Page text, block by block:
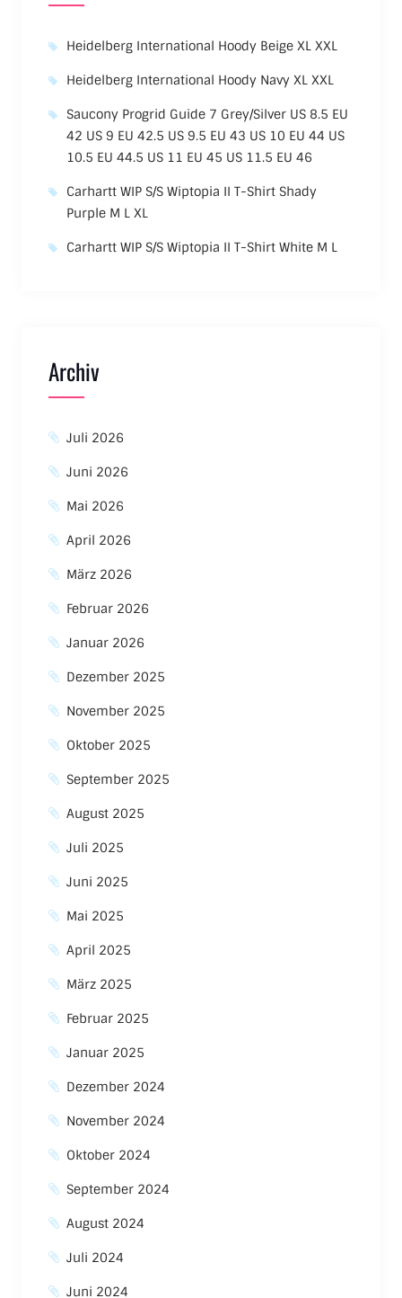
Heidelberg International Hoody Beige XL XXL
Heidelberg International Hoody Navy XL XXL
Saucony Progrid Guide 7 Grey/Silver US 8.5 EU
42 US 9 EU 42.5 US 9.5 EU 43 US 10 EU 44 US
10.5 EU 44.5 US 11 EU 45 US 11.5 EU 46
Carhartt WIP S/S Wiptopia II T-Shirt Shady
Purple M L XL
Carhartt WIP S/S Wiptopia II T-Shirt White M L
Archiv
Juli 2026
Juni 2026
Mai 2026
April 2026
März 2026
Februar 2026
Januar 2026
Dezember 2025
November 2025
Oktober 2025
September 2025
August 2025
Juli 2025
Juni 2025
Mai 2025
April 2025
März 2025
Februar 2025
Januar 2025
Dezember 2024
November 2024
Oktober 2024
September 2024
August 2024
Juli 2024
Juni 2024